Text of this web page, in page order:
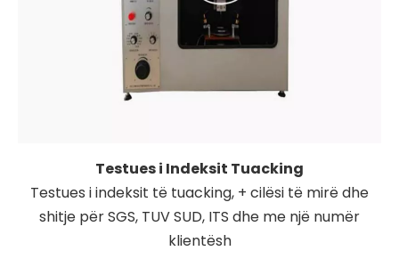
Testues i Indeksit Tuacking
Testues i indeksit të tuacking, + cilësi të mirë dhe
shitje për SGS, TUV SUD, ITS dhe me një numër
klientësh